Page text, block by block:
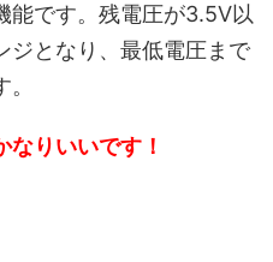
能です。残電圧が3.5V以
ジとなり、最低電圧まで
なりいいです！